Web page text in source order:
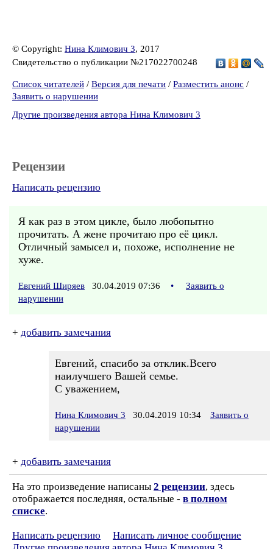
© Copyright: Нина Климович 3, 2017
Свидетельство о публикации №217022700248
Список читателей / Версия для печати / Разместить анонс /
Заявить о нарушении
Другие произведения автора Нина Климович 3
Рецензии
Написать рецензию
Я как раз в этом цикле, было любопытно
прочитать. А жене прочитаю про её цикл.
Отличный замысел и, похоже, исполнение не
хуже.
Евгений Ширяев 30.04.2019 07:36 •
Заявить о
нарушении
+ добавить замечания
Евгений, спасибо за отклик.Всего
наилучшего Вашей семье.
С уважением,
Нина Климович 3 30.04.2019 10:34
Заявить о
нарушении
+ добавить замечания
На это произведение написаны 2 рецензии, здесь
отображается последняя, остальные - в полном
списке.
Написать рецензию
Написать личное сообщение